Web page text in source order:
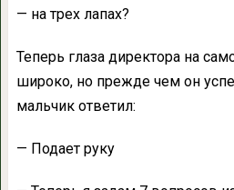
— на трех лапах?
Теперь глаза директора на
широко, но прежде чем он
мальчик ответил:
— Подает руку